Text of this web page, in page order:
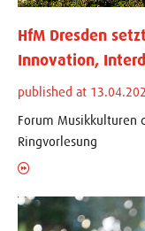
HfM Dresden
Innovation,
published at
Forum Musikkulturen
Ringvorlesung